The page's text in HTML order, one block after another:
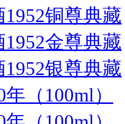
铜尊典藏
金尊典藏
银尊典藏
（100ml）